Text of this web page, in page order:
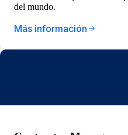
del mundo.
Más información